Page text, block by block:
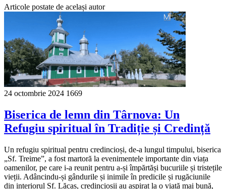
Articole postate de același autor
24 octombrie 2024 1669
Biserica de lemn din Târnova: Un
Refugiu spiritual în Tradiție și Credință
Un refugiu spiritual pentru credincioși, de-a lungul timpului, biserica
„Sf. Treime”, a fost martoră la evenimentele importante din viața
oamenilor, pe care i-a reunit pentru a-și împărtăși bucuriile și tristețile
vieții. Adâncindu-și gândurile și inimile în predicile și rugăciunile
din interiorul Sf. Lăcaș, credincioșii au aspirat la o viață mai bună,